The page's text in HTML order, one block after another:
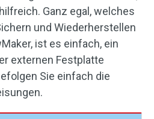
Ganz egal, welches
und Wiederherstellen
ist es einfach, ein
externen Festplatte
Sie einfach die